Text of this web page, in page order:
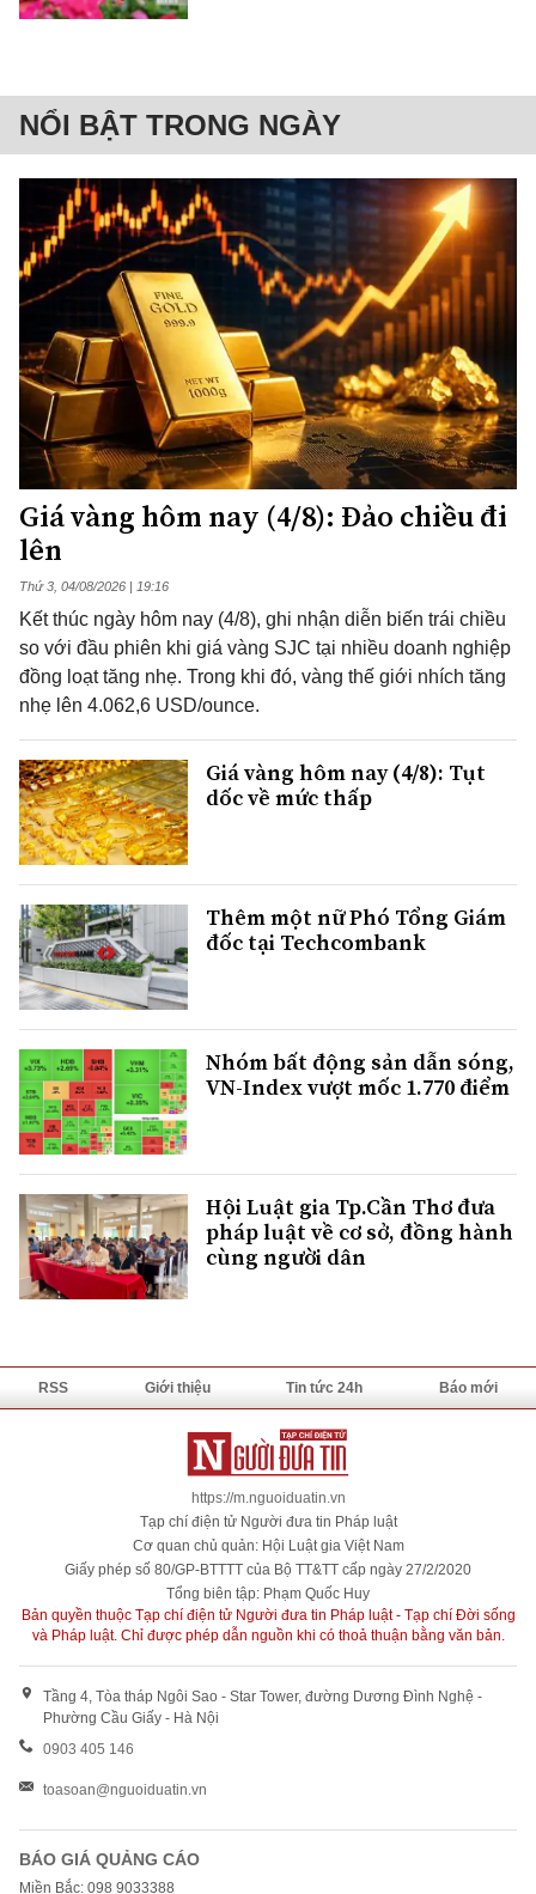
NỔI BẬT TRONG NGÀY
Giá vàng hôm nay (4/8): Đảo chiều đi
lên
Thứ 3, 04/08/2026 | 19:16
Kết thúc ngày hôm nay (4/8), ghi nhận diễn biến trái chiều
so với đầu phiên khi giá vàng SJC tại nhiều doanh nghiệp
đồng loạt tăng nhẹ. Trong khi đó, vàng thế giới nhích tăng
nhẹ lên 4.062,6 USD/ounce.
Giá vàng hôm nay (4/8): Tụt
dốc về mức thấp
Thêm một nữ Phó Tổng Giám
đốc tại Techcombank
Nhóm bất động sản dẫn sóng,
VN-Index vượt mốc 1.770 điểm
Hội Luật gia Tp.Cần Thơ đưa
pháp luật về cơ sở, đồng hành
cùng người dân
RSS Giới thiệu Tin tức 24h Báo mới
https://m.nguoiduatin.vn
Tạp chí điện tử Người đưa tin Pháp luật
Cơ quan chủ quản: Hội Luật gia Việt Nam
Giấy phép số 80/GP-BTTTT của Bộ TT&TT cấp ngày 27/2/2020
Tổng biên tập: Phạm Quốc Huy
Bản quyền thuộc Tạp chí điện tử Người đưa tin Pháp luật - Tạp chí Đời sống
và Pháp luật. Chỉ được phép dẫn nguồn khi có thoả thuận bằng văn bản.
Tầng 4, Tòa tháp Ngôi Sao - Star Tower, đường Dương Đình Nghệ -
Phường Cầu Giấy - Hà Nội
0903 405 146
toasoan@nguoiduatin.vn
BÁO GIÁ QUẢNG CÁO
Miền Bắc: 098 9033388